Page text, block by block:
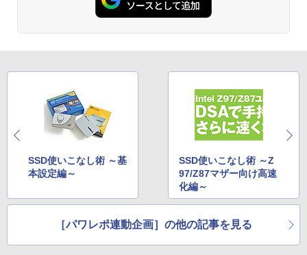
SSD使いこなし術 ～基
本設定編～
SSD使いこなし術 ～Z
97/Z87マザー向け高速
化編～
［パワレポ連動企画］の他の記事を見る